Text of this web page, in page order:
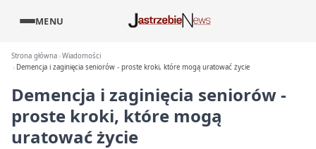
MENU
Strona główna Wiadomości
Demencja i zaginięcia seniorów - proste kroki, które mogą uratować życie
Demencja i zaginięcia seniorów -
proste kroki, które mogą
uratować życie